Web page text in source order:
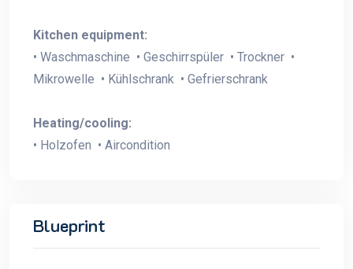
Kitchen equipment:
• Waschmaschine • Geschirrspüler • Trockner •
Mikrowelle • Kühlschrank • Gefrierschrank
Heating/cooling:
• Holzofen • Aircondition
Blueprint